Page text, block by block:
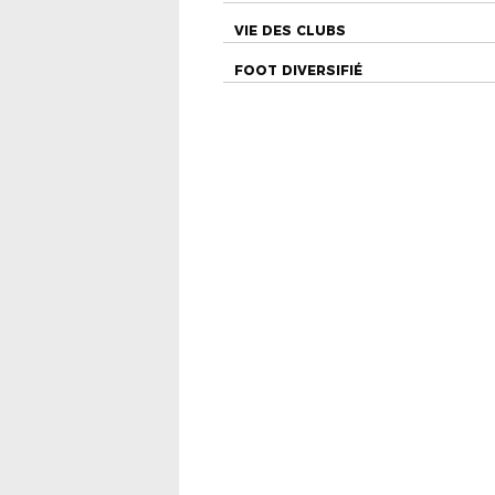
VIE DES CLUBS
FOOT DIVERSIFIÉ